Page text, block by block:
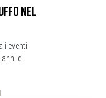
NEL
eventi
di